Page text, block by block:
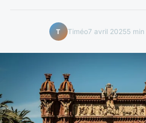
T Timéo7 avril 20255